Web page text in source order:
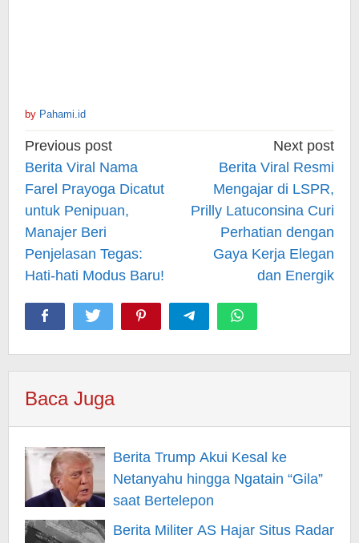
by Pahami.id
Post
navigation
Previous post
Berita Viral Nama
Farel Prayoga Dicatut
untuk Penipuan,
Manajer Beri
Penjelasan Tegas:
Hati-hati Modus Baru!
Next post
Berita Viral Resmi
Mengajar di LSPR,
Prilly Latuconsina Curi
Perhatian dengan
Gaya Kerja Elegan
dan Energik
Baca Juga
Berita Trump Akui Kesal ke
Netanyahu hingga Ngatain “Gila”
saat Bertelepon
Berita Militer AS Hajar Situs Radar